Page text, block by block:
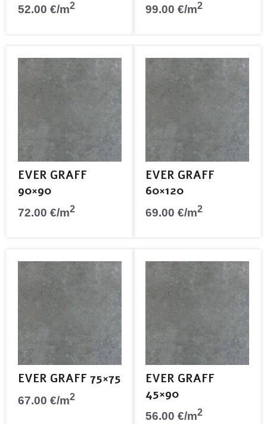
52.00 €/m2 99.00 €/m2
EVER GRAFF
90×90
72.00 €/m2
EVER GRAFF
60×120
69.00 €/m2
EVER GRAFF 75×75
67.00 €/m2
EVER GRAFF
45×90
56.00 €/m2